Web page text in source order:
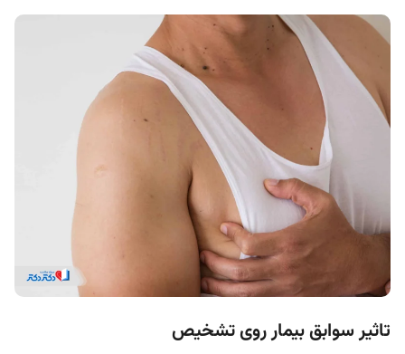
تاثیر سوابق بیمار روی تشخیص